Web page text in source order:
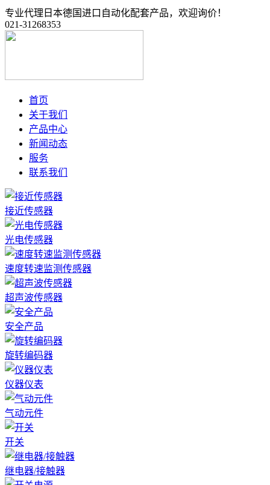
专业代理日本德国进口自动化配套产品，欢迎询价！
021-31268353
首页
关于我们
产品中心
新闻动态
服务
联系我们
接近传感器
光电传感器
速度转速监测传感器
超声波传感器
安全产品
旋转编码器
仪器仪表
气动元件
开关
继电器/接触器